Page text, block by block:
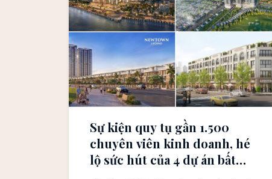
Sự kiện quy tụ gần 1.500
chuyên viên kinh doanh, hé
lộ sức hút của 4 dự án bất